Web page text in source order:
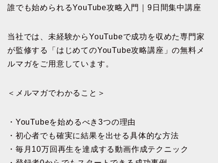
誰でも始められるYouTube攻略入門｜9日間集中講座
当社では、未経験からYouTubeで成功を収めた専門家
が監修する「はじめてのYouTube攻略講座」の無料メ
ルマガをご用意しています。
＜メルマガでわかること＞
・YouTubeを始めるべき3つの理由
・初心者でも確実に結果を出せる具体的な方法
・毎月10万回再生を達成する動画作成テクニック